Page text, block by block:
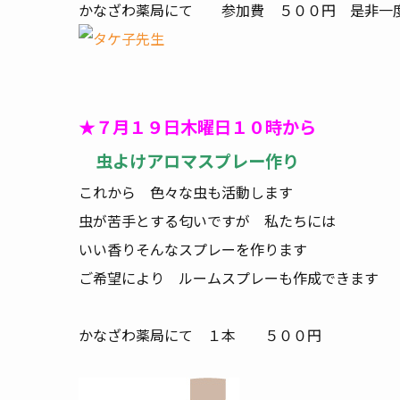
かなざわ薬局にて 参加費 ５００円 是非一
★７月１９日木曜日１０時から
虫よけアロマスプレー作り
これから 色々な虫も活動します
虫が苦手とする匂いですが 私たちには
いい香りそんなスプレーを作ります
ご希望により ルームスプレーも作成できます
かなざわ薬局にて １本 ５００円